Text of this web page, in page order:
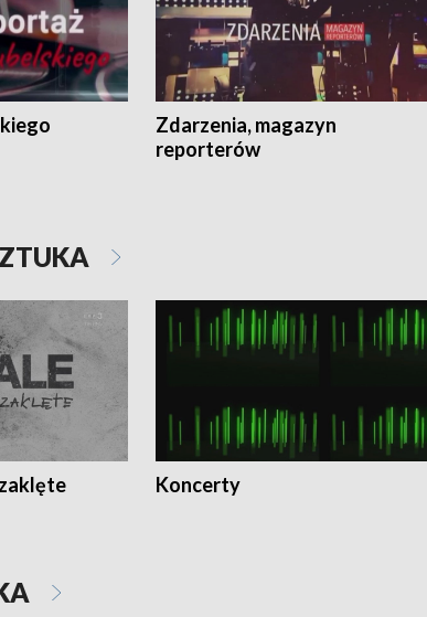
Zdarzenia, magazyn
reporterów
Koncerty